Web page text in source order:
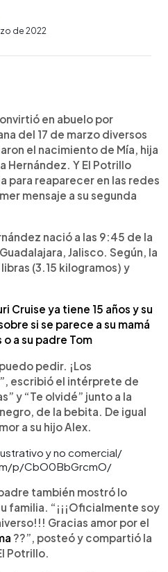
de 2022
en abuelo por
del 17 de marzo diversos
el nacimiento de Mía, hija
Hernández. Y El Potrillo
para reaparecer en las redes
mensaje a su segunda
nació a las 9:45 de la
Jalisco. Según, la
(3.15 kilogramos) y
Cruise ya tiene 15 años y su
si se parece a su mamá
o a su padre Tom
pedir. ¡Los
escribió el intérprete de
y “Te olvidé” junto a la
de la bebita. De igual
a su hijo Alex.
y no comercial/
p/CbO0BbGrcmO/
también mostró lo
familia. “¡¡¡Oficialmente soy
Gracias amor por el
??”, posteó y compartió la
Potrillo.